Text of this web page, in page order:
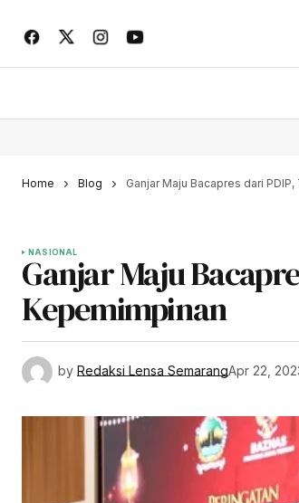
Home Blog Ganjar Maju Bacapres dari
NASIONAL
Ganjar Maju
Kepemimpinan
by Redaksi Lensa SemarangApr 22,